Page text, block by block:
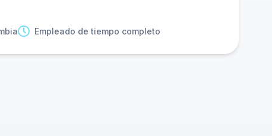
Empleado de tiempo completo